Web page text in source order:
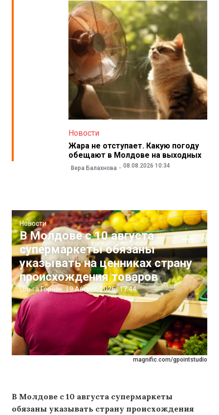
Новости
Жара не отступает. Какую погоду
обещают в Молдове на выходных
Вера Балахнова 08.08.2026 10:34
magnific.com/gpointstudio
Новости
В Молдове с 10 августа
супермаркеты обязаны
указывать на ценниках страну
происхождения товаров
Ольга Горчак |9 Август, 2026 17:44
В Молдове с 10 августа супермаркеты
обязаны указывать страну происхождения